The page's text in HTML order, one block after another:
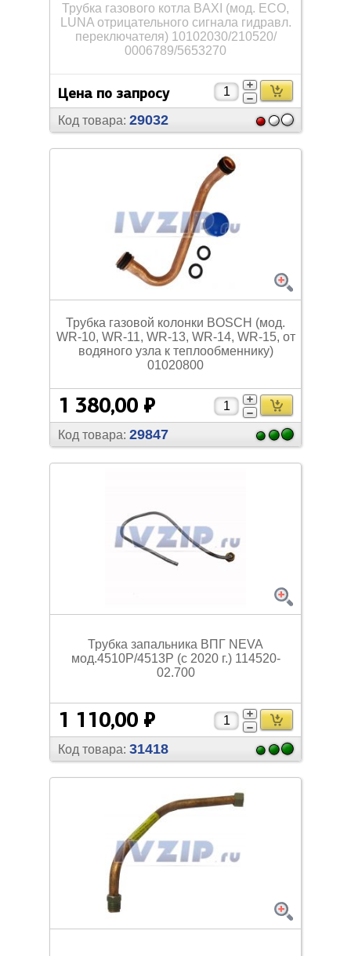
Трубка газового котла BAXI (мод. ECO,
LUNA отрицательного сигнала гидравл.
переключателя) 10102030/210520/
0006789/5653270
Цена по запросу
Код товара: 29032
Трубка газовой колонки BOSCH (мод.
WR-10, WR-11, WR-13, WR-14, WR-15, от
водяного узла к теплообменнику)
01020800
1 380,00 ₽
Код товара: 29847
Трубка запальника ВПГ NEVA
мод.4510P/4513P (с 2020 г.) 114520-
02.700
1 110,00 ₽
Код товара: 31418